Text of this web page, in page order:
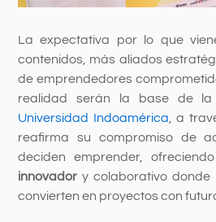
La expectativa por lo que
contenidos, más aliados
de emprendedores
realidad serán la base de la
Universidad Indoamérica , a
reafirma su compromiso de
deciden emprender,
innovadory colaborativo donde
convierten en proyectos con